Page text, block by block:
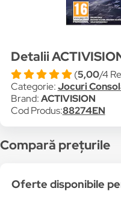
Detalii
(5,00/4
Categorie:Jocuri
Brand:ACTIVISION
Cod Produs:88274EN
Compară prețurile
Oferte disponibile